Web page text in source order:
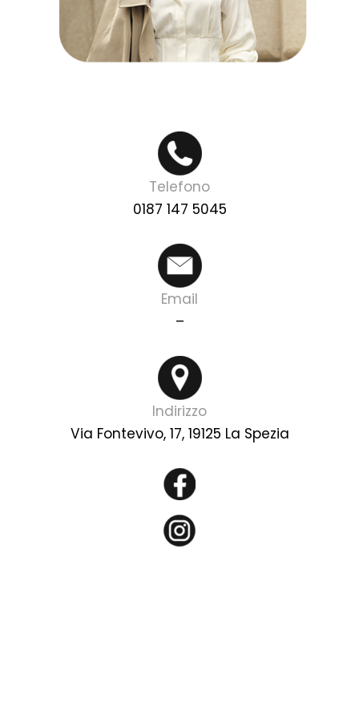
Telefono
0187 147 5045
Email
–
Indirizzo
Via Fontevivo, 17, 19125 La Spezia